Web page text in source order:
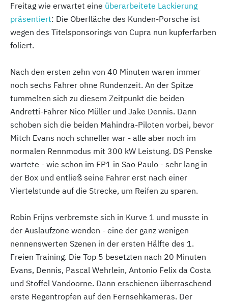
Freitag wie erwartet eine überarbeitete Lackierung
präsentiert: Die Oberfläche des Kunden-Porsche ist
wegen des Titelsponsorings von Cupra nun kupferfarben
foliert.
Nach den ersten zehn von 40 Minuten waren immer
noch sechs Fahrer ohne Rundenzeit. An der Spitze
tummelten sich zu diesem Zeitpunkt die beiden
Andretti-Fahrer Nico Müller und Jake Dennis. Dann
schoben sich die beiden Mahindra-Piloten vorbei, bevor
Mitch Evans noch schneller war - alle aber noch im
normalen Rennmodus mit 300 kW Leistung. DS Penske
wartete - wie schon im FP1 in Sao Paulo - sehr lang in
der Box und entließ seine Fahrer erst nach einer
Viertelstunde auf die Strecke, um Reifen zu sparen.
Robin Frijns verbremste sich in Kurve 1 und musste in
der Auslaufzone wenden - eine der ganz wenigen
nennenswerten Szenen in der ersten Hälfte des 1.
Freien Training. Die Top 5 besetzten nach 20 Minuten
Evans, Dennis, Pascal Wehrlein, Antonio Felix da Costa
und Stoffel Vandoorne. Dann erschienen überraschend
erste Regentropfen auf den Fernsehkameras. Der